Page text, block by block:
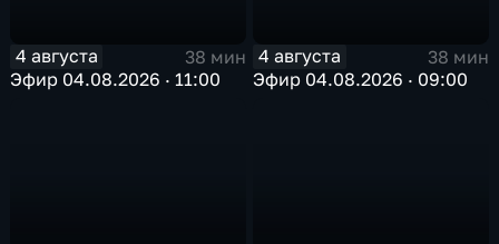
4 августа
38 мин
Эфир 04.08.2026 · 11:00
4 августа
38 мин
Эфир 04.08.2026 · 09:00